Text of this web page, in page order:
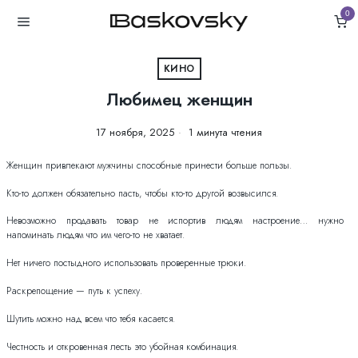
0
КИНО
Любимец женщин
17 ноября, 2025 1 минута чтения
Женщин привлекают мужчины способные принести больше пользы.
Кто-то должен обязательно пасть, чтобы кто-то другой возвысился.
Невозможно продавать товар не испортив людям настроение… нужно
напоминать людям что им чего-то не хватает.
Нет ничего постыдного использовать проверенные трюки.
Раскрепощение — путь к успеху.
Шутить можно над всем что тебя касается.
Честность и откровенная лесть это убойная комбинация.